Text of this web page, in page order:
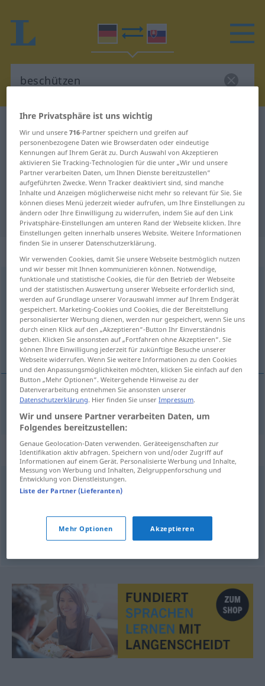
Deutsch-Slowakisch Übersetzung
für "beschützen"
"beschützen" Slowakisch
Übersetzung
beschützen
Übersicht aller Übersetzungen
(Für mehr Details die Übersetzung anklicken/antippen)
chrániť, hájiť
chrániť,hájiť(vor beschützen
Synonyme für "beschützen"
schützen,sichern
bewahren
Ihre Privatsphäre ist uns wichtig
Wir und unsere716-Partner speichern und greifen auf
personenbezogene Daten wie Browserdaten oder eindeutige
Kennungen auf Ihrem Gerät zu. Durch Auswahl von Akzeptieren
aktivieren Sie Tracking-Technologien für die unter „Wir und unsere
Partner verarbeiten Daten, um Ihnen Dienste bereitzustellen“
aufgeführten Zwecke. Wenn Tracker deaktiviert sind, sind manche
Inhalte und Anzeigen möglicherweise nicht mehr so relevant für Sie. Sie
können dieses Menü jederzeit wieder aufrufen, um Ihre Einstellungen zu
ändern oder Ihre Einwilligung zu widerrufen, indem Sie auf den Link
Privatsphäre-Einstellungen am unteren Rand der Webseite klicken. Ihre
Einstellungen gelten innerhalb unseres Website. Weitere Informationen
finden Sie in unserer Datenschutzerklärung.
Wir verwenden Cookies, damit Sie unsere Webseite bestmöglich nutzen
und wir besser mit Ihnen kommunizieren können. Notwendige,
funktionale und statistische Cookies, die für den Betrieb der Webseite
und der statistischen Auswertung unserer Webseite erforderlich sind,
werden auf Grundlage unserer Vorauswahl immer auf Ihrem Endgerät
gespeichert. Marketing-Cookies und Cookies, die der Bereitstellung
personalisierter Werbung dienen, werden nur gespeichert, wenn Sie uns
durch einen Klick auf den „Akzeptieren“-Button Ihr Einverständnis
geben. Klicken Sie ansonsten auf „Fortfahren ohne Akzeptieren“. Sie
können Ihre Einwilligung jederzeit für zukünftige Besuche unserer
Webseite widerrufen. Wenn Sie weitere Informationen zu den Cookies
und den Anpassungsmöglichkeiten möchten, klicken Sie einfach auf den
Button „Mehr Optionen“. Weitergehende Hinweise zu der
Datenverarbeitung entnehmen Sie ansonsten unserer
Datenschutzerklärung. Hier finden Sie unserImpressum.
Wir und unsere Partner verarbeiten Daten, um
Folgendes bereitzustellen:
Genaue Geolocation-Daten verwenden. Geräteeigenschaften zur
Identifikation aktiv abfragen. Speichern von und/oder Zugriff auf
Informationen auf einem Gerät. Personalisierte Werbung und Inhalte,
Messung von Werbung und Inhalten, Zielgruppenforschung und
Entwicklung von Dienstleistungen.
Liste der Partner (Lieferanten)
Mehr Optionen Akzeptieren